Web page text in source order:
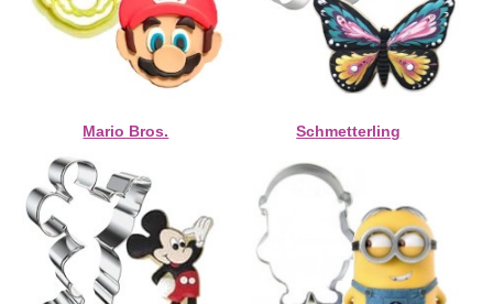
Mario Bros. Schmetterling